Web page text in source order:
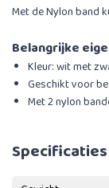
Met de Nylon band
Belangrijke
Kleur: wit met
Geschikt voor
Met 2 nylon
Specificaties